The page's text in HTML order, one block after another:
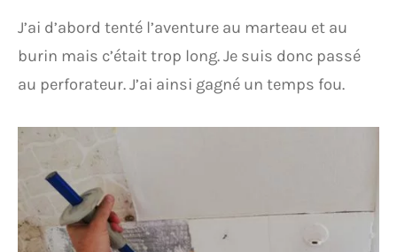
J’ai d’abord tenté l’aventure au marteau et au
burin mais c’était trop long. Je suis donc passé
au perforateur. J’ai ainsi gagné un temps fou.